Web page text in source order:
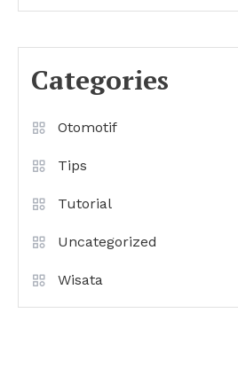
Categories
Otomotif
Tips
Tutorial
Uncategorized
Wisata